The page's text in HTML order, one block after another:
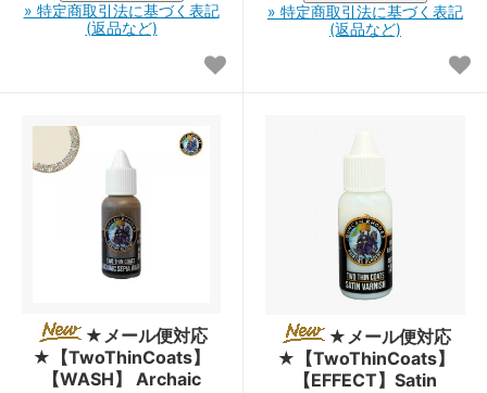
» 特定商取引法に基づく表記
(返品など)
» 特定商取引法に基づく表記
(返品など)
★メール便対応
★【TwoThinCoats】
【WASH】 Archaic
★メール便対応
★【TwoThinCoats】
【EFFECT】Satin